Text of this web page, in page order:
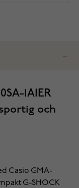
1A1ER
och
Casio GMA-
G-SHOCK